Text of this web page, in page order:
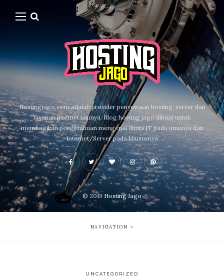
Hostingjago.com adalah provider penyewaan hosting, server dan
layanan internet lainnya. Blog hosting jago dibuat untuk
membagikan pengetahuan mengenai dunia IT pada umunya dan
Internet/Server pada khususnya
© 2019 Hosting Jago
NAVIGATION
UNCATEGORIZED